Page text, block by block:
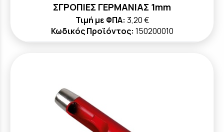
ΣΓΡΟΠΙΕΣ ΓΕΡΜΑΝΙΑΣ 1mm
Τιμή με ΦΠΑ: 3,20 €
Κωδικός Προϊόντος: 150200010